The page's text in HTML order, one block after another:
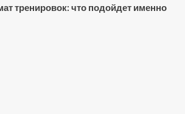
тренировок: что подойдет именно